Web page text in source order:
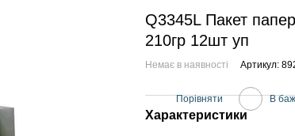
Q3345L Пакет
210гр 12шт уп
Немає в наявності Артикул:
Порівняти В
Характеристики